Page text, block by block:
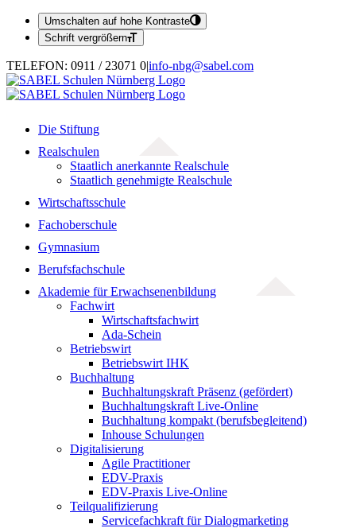
Umschalten auf hohe Kontraste
Schrift vergrößern
Zum
Inhalt
springen
TELEFON: 0911 / 23071 0|info-nbg@sabel.com
Die Stiftung
Realschulen
Staatlich anerkannte Realschule
Staatlich genehmigte Realschule
Wirtschaftsschule
Fachoberschule
Gymnasium
Berufsfachschule
Akademie für Erwachsenenbildung
Fachwirt
Wirtschaftsfachwirt
Ada-Schein
Betriebswirt
Betriebswirt IHK
Buchhaltung
Buchhaltungskraft Präsenz (gefördert)
Buchhaltungskraft Live-Online
Buchhaltung kompakt (berufsbegleitend)
Inhouse Schulungen
Digitalisierung
Agile Practitioner
EDV-Praxis
EDV-Praxis Live-Online
Teilqualifizierung
Servicefachkraft für Dialogmarketing